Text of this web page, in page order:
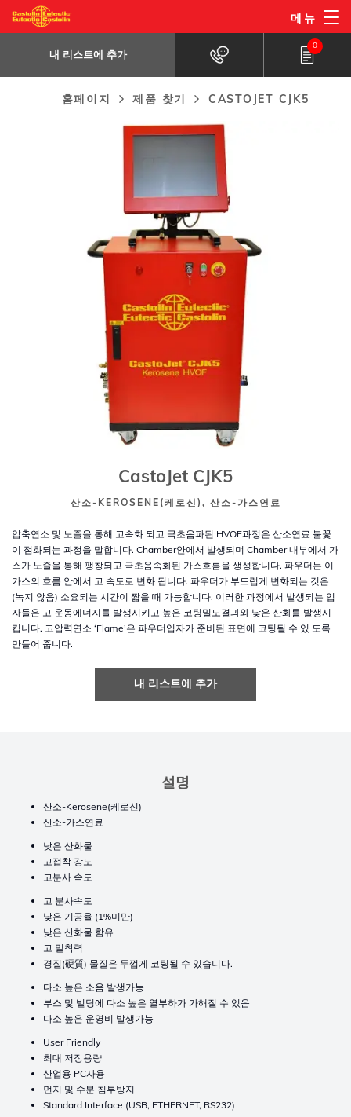
주
요
텐
메뉴
내 리스트에 추가
0
CastoJet CJK5
내 리스트에 추가
Breadcrumb
홈페이지 제품 찾기 CASTOJET CJK5
CastoJet CJK5
산소-KEROSENE(케로신), 산소-가스연료
압축연소 및 노즐을 통해 고속화 되고 극초음파된 HVOF과정은 산소연료 불꽃
이 점화되는 과정을 말합니다. Chamber안에서 발생되며 Chamber 내부에서 가
스가 노즐을 통해 팽창되고 극초음속화된 가스흐름을 생성합니다. 파우더는 이
가스의 흐름 안에서 고 속도로 변화 됩니다. 파우더가 부드럽게 변화되는 것은
(녹지 않음) 소요되는 시간이 짧을 때 가능합니다. 이러한 과정에서 발생되는 입
자들은 고 운동에너지를 발생시키고 높은 코팅밀도결과와 낮은 산화를 발생시
킵니다. 고압력연소 ‘Flame’은 파우더입자가 준비된 표면에 코팅될 수 있 도록
만들어 줍니다.
내 리스트에 추가
설명
산소-Kerosene(케로신)
산소-가스연료
낮은 산화물
고접착 강도
고분사 속도
고 분사속도
낮은 기공율 (1%미만)
낮은 산화물 함유
고 밀착력
경질(硬質) 물질은 두껍게 코팅될 수 있습니다.
다소 높은 소음 발생가능
부스 및 빌딩에 다소 높은 열부하가 가해질 수 있음
다소 높은 운영비 발생가능
User Friendly
최대 저장용량
산업용 PC사용
먼지 및 수분 침투방지
Standard Interface (USB, ETHERNET, RS232)